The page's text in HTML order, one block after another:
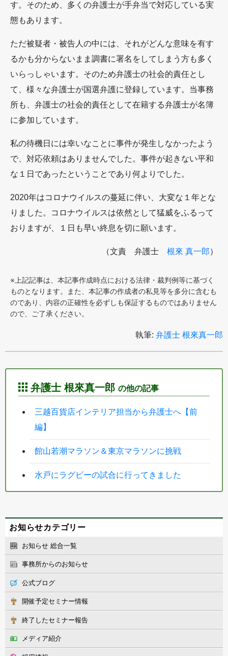
す。そのため、多くの弁護士が手弁当で対応している実
態もあります。
ただ被疑者・被告人の中には、それがどんな意味を有す
るかも分からないまま調書に署名をしてしまう方も多く
いらっしゃいます。そのため弁護士の社会的責任とし
て、様々な弁護士が国選弁護に登録しています。当事務
所も、弁護士の社会的責任として在籍する弁護士が名簿
に参加しています。
私の待機日には幸いなことに事件が発生しなかったよう
で、対応依頼はありませんでした。事件が起きない平和
な１日であったということであり何よりでした。
2020年はコロナウイルスの蔓延に伴い、大変な１年とな
りました。コロナウイルスは依然として猛威をふるって
おりますが、１日も早い終息を切に願います。
（文責 弁護士 根來 真一郎）
※上記記事は、本記事作成時点における法律・裁判例等に基づく
ものとなります。また、本記事の作成者の私見等を多分に含むも
のであり、内容の正確性を必ずしも保証するものではありません
ので、ご了承ください。
執筆: 弁護士 根來真一郎
弁護士 根來真一郎 の他の記事
三越百貨店インテリア担当から弁護士へ【前
編】
館山若潮マラソン＆東京マラソンに挑戦
水戸にラグビーの試合に行ってきました
お知らせカテゴリー
お知らせ 総合一覧
事務所からのお知らせ
公式ブログ
開催予定セミナー情報
終了したセミナー報告
メディア紹介